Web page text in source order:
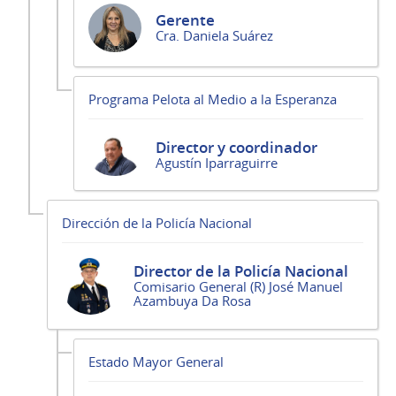
Gerente
Cra. Daniela Suárez
Programa Pelota al Medio a la Esperanza
Director y coordinador
Agustín Iparraguirre
Dirección de la Policía Nacional
Director de la Policía Nacional
Comisario General (R) José Manuel
Azambuya Da Rosa
Estado Mayor General